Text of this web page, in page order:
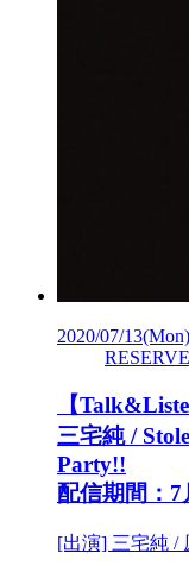
2020/07/13(Mon)
RESERVE
【
三宅純 /
Party!!
配信期間：7
[出演] 三宅純 /